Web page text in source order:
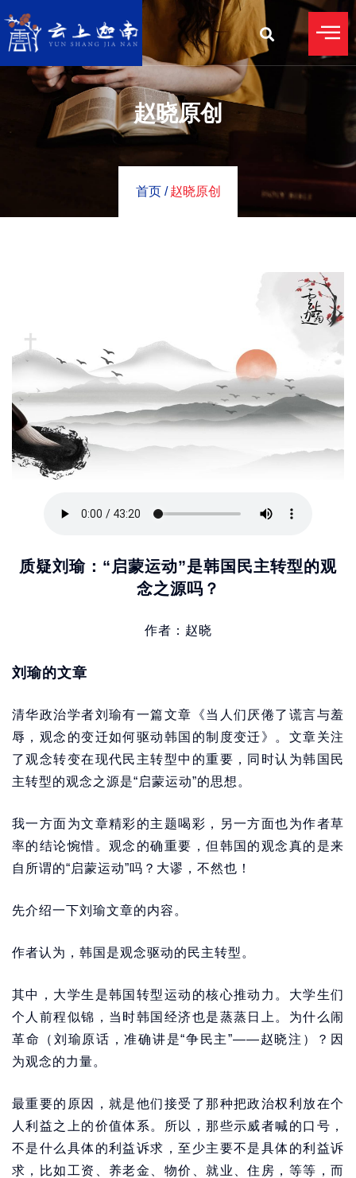
赵晓原创
首页 / 赵晓原创
质疑刘瑜：“启蒙运动”是韩国民主转型的观
念之源吗？
作者：赵晓
刘瑜的文章
清华政治学者刘瑜有一篇文章《当人们厌倦了谎言与羞
辱，观念的变迁如何驱动韩国的制度变迁》。文章关注
了观念转变在现代民主转型中的重要，同时认为韩国民
主转型的观念之源是“启蒙运动”的思想。
我一方面为文章精彩的主题喝彩，另一方面也为作者草
率的结论惋惜。观念的确重要，但韩国的观念真的是来
自所谓的“启蒙运动”吗？大谬，不然也！
先介绍一下刘瑜文章的内容。
作者认为，韩国是观念驱动的民主转型。
其中，大学生是韩国转型运动的核心推动力。大学生们
个人前程似锦，当时韩国经济也是蒸蒸日上。为什么闹
革命（刘瑜原话，准确讲是“争民主”——赵晓注）？因
为观念的力量。
最重要的原因，就是他们接受了那种把政治权利放在个
人利益之上的价值体系。所以，那些示威者喊的口号，
不是什么具体的利益诉求，至少主要不是具体的利益诉
求，比如工资、养老金、物价、就业、住房，等等，而